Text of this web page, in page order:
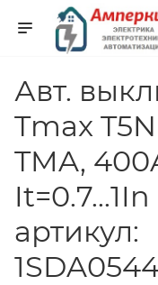
Авт.
Tmax
TMA,
артикул: